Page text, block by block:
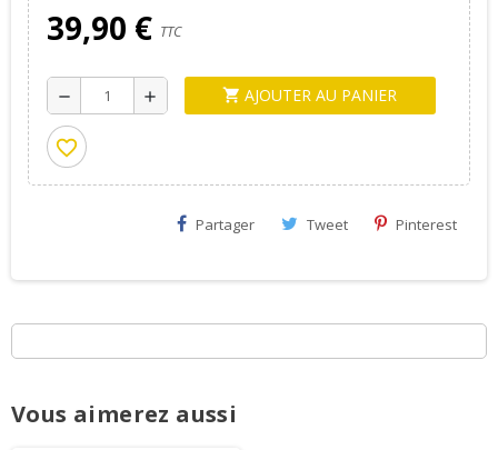
39,90 € TTC
remove add shopping_cart AJOUTER AU PANIER
favorite_border
Partager Tweet Pinterest
Vous aimerez aussi